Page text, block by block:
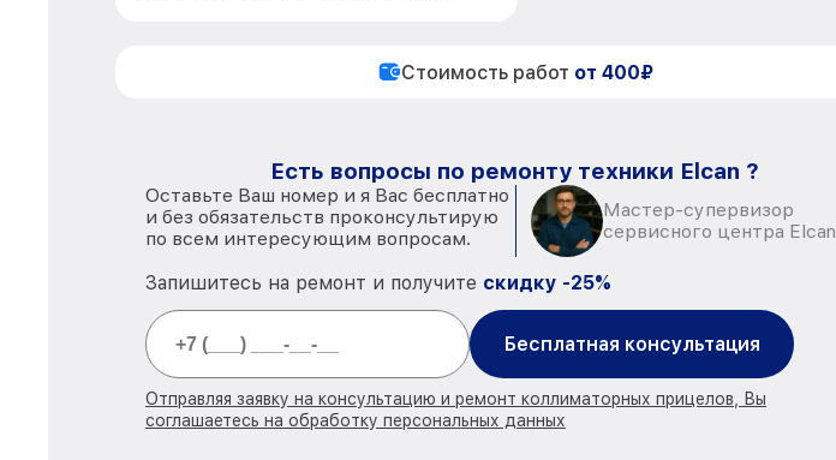
Стоимость работ от 400₽
Есть вопросы по ремонту техники Elcan ?
Оставьте Ваш номер и я Вас бесплатно
и без обязательств проконсультирую
по всем интересующим вопросам.
Мастер-супервизор
сервисного центра Elcan
Запишитесь на ремонт и получите скидку -25%
Бесплатная консультация
Отправляя заявку на консультацию и ремонт коллиматорных прицелов, Вы
соглашаетесь на обработку персональных данных